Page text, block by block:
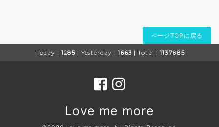
ページTOPに戻る
Today : 1285 | Yesterday : 1663 | Total : 1137885
Love me more